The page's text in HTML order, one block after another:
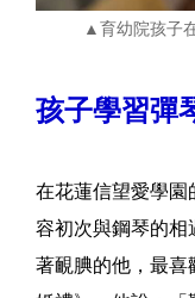
▲ 育幼院孩子
孩子學習彈
在花蓮信望愛學園
容初次與鋼琴的相
著靦腆的他，最喜